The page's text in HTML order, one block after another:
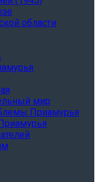
области
мир
Приамурья